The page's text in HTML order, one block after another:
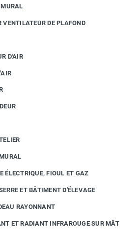
VENTILATEUR DE PLAFOND
D'AIR
ÉLECTRIQUE, FIOUL ET GAZ
ET BÂTIMENT D'ÉLEVAGE
RAYONNANT
ET RADIANT INFRAROUGE SUR MÂT